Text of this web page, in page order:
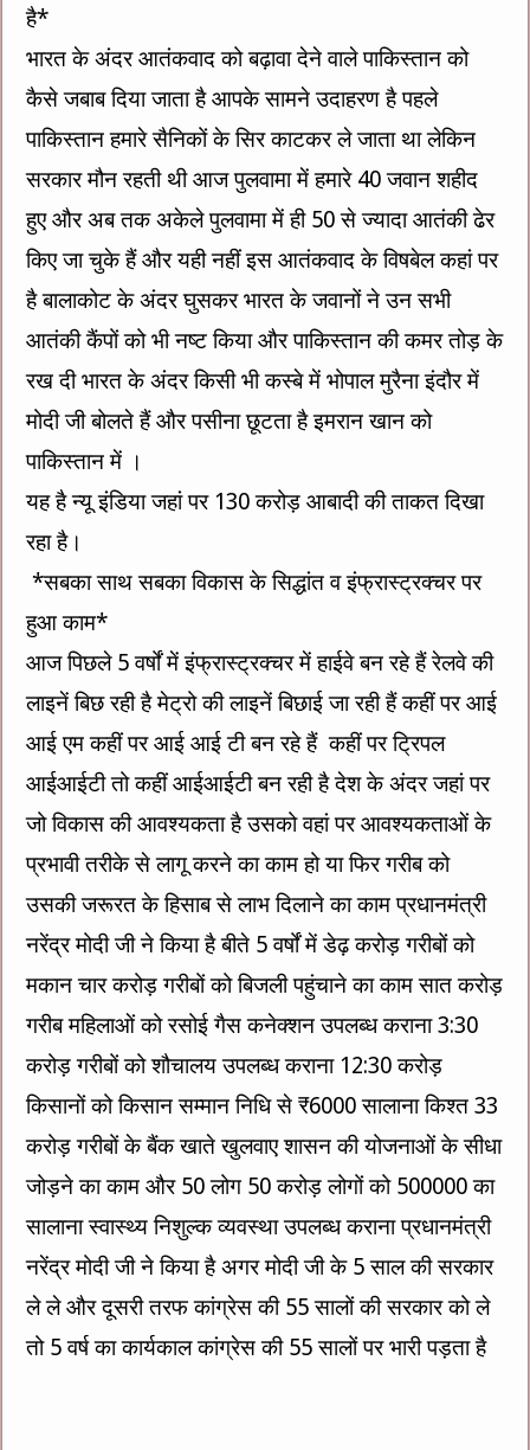
है*
भारत के अंदर आतंकवाद को बढ़ावा देने वाले पाकिस्तान को
कैसे जबाब दिया जाता है आपके सामने उदाहरण है पहले
पाकिस्तान हमारे सैनिकों के सिर काटकर ले जाता था लेकिन
सरकार मौन रहती थी आज पुलवामा में हमारे 40 जवान शहीद
हुए और अब तक अकेले पुलवामा में ही 50 से ज्यादा आतंकी ढेर
किए जा चुके हैं और यही नहीं इस आतंकवाद के विषबेल कहां पर
है बालाकोट के अंदर घुसकर भारत के जवानों ने उन सभी
आतंकी कैंपों को भी नष्ट किया और पाकिस्तान की कमर तोड़ के
रख दी भारत के अंदर किसी भी कस्बे में भोपाल मुरैना इंदौर में
मोदी जी बोलते हैं और पसीना छूटता है इमरान खान को
पाकिस्तान में ।
यह है न्यू इंडिया जहां पर 130 करोड़ आबादी की ताकत दिखा
रहा है।
*सबका साथ सबका विकास के सिद्धांत व इंफ्रास्ट्रक्चर पर
हुआ काम*
आज पिछले 5 वर्षों में इंफ्रास्ट्रक्चर में हाईवे बन रहे हैं रेलवे की
लाइनें बिछ रही है मेट्रो की लाइनें बिछाई जा रही हैं कहीं पर आई
आई एम कहीं पर आई आई टी बन रहे हैं कहीं पर ट्रिपल
आईआईटी तो कहीं आईआईटी बन रही है देश के अंदर जहां पर
जो विकास की आवश्यकता है उसको वहां पर आवश्यकताओं के
प्रभावी तरीके से लागू करने का काम हो या फिर गरीब को
उसकी जरूरत के हिसाब से लाभ दिलाने का काम प्रधानमंत्री
नरेंद्र मोदी जी ने किया है बीते 5 वर्षों में डेढ़ करोड़ गरीबों को
मकान चार करोड़ गरीबों को बिजली पहुंचाने का काम सात करोड़
गरीब महिलाओं को रसोई गैस कनेक्शन उपलब्ध कराना 3:30
करोड़ गरीबों को शौचालय उपलब्ध कराना 12:30 करोड़
किसानों को किसान सम्मान निधि से ₹6000 सालाना किश्त 33
करोड़ गरीबों के बैंक खाते खुलवाए शासन की योजनाओं के सीधा
जोड़ने का काम और 50 लोग 50 करोड़ लोगों को 500000 का
सालाना स्वास्थ्य निशुल्क व्यवस्था उपलब्ध कराना प्रधानमंत्री
नरेंद्र मोदी जी ने किया है अगर मोदी जी के 5 साल की सरकार
ले ले और दूसरी तरफ कांग्रेस की 55 सालों की सरकार को ले
तो 5 वर्ष का कार्यकाल कांग्रेस की 55 सालों पर भारी पड़ता है